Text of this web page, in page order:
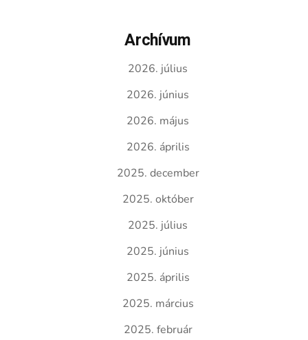
Archívum
2026. július
2026. június
2026. május
2026. április
2025. december
2025. október
2025. július
2025. június
2025. április
2025. március
2025. február